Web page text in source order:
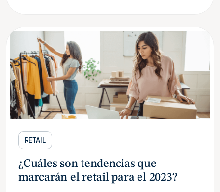
RETAIL
¿Cuáles son tendencias que
marcarán el retail para el 2023?